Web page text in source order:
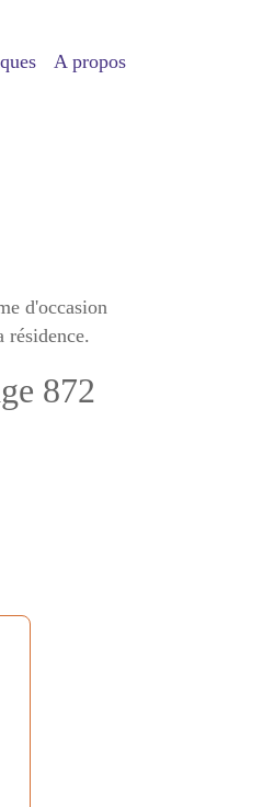
A propos
d'occasion
872